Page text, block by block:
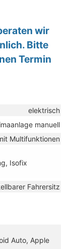
wir
Bitte
Termin
elektrisch
manuell
Multifunktionen
Isofix
Fahrersitz
Auto, Apple